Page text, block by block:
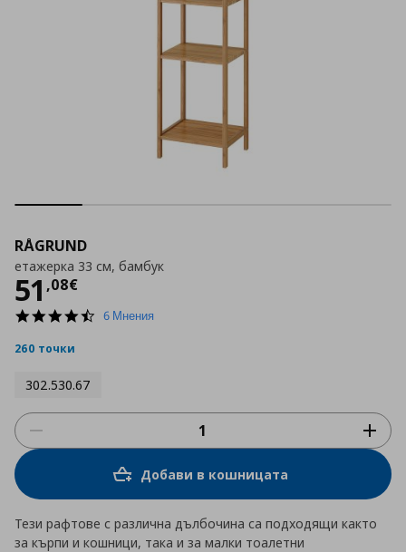
RÅGRUND
етажерка 33 см, бамбук
51 ,08€
Цена
4.5
6 Мнения
260 точки
302.530.67
Добави в кошницата
Тези рафтове с различна дълбочина са подходящи както
за кърпи и кошници, така и за малки тоалетни